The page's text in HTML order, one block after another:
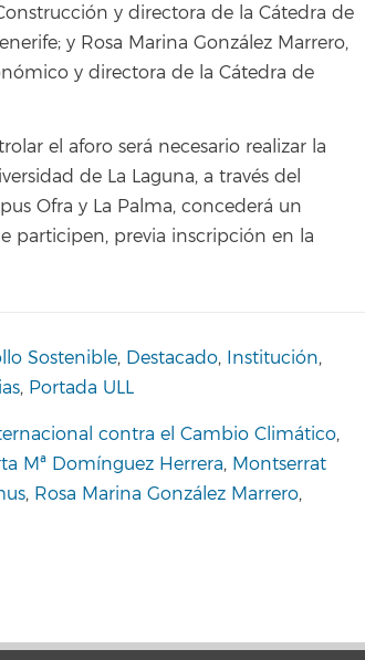
y directora de la Cátedra de
y Rosa Marina González Marrero,
y directora de la Cátedra de
el aforo será necesario realizar la
de La Laguna, a través del
Ofra y La Palma, concederá un
participen, previa inscripción en la
Sostenible, Destacado, Institución,
, Portada ULL
contra el Cambio Climático,
Mª Domínguez Herrera, Montserrat
, Rosa Marina González Marrero,